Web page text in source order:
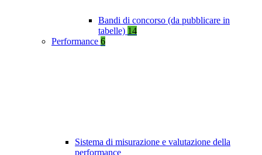
Bandi di concorso (da pubblicare in
tabelle) 14
Performance 6
Sistema di misurazione e valutazione della
performance